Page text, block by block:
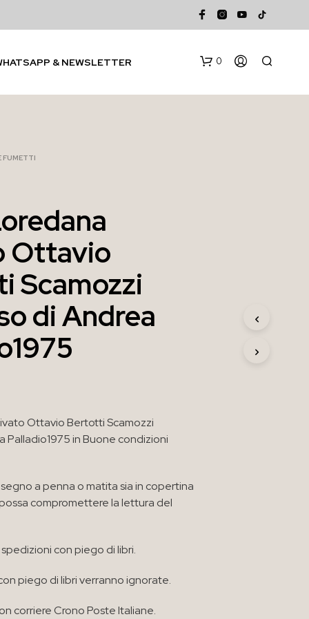
& NEWSLETTER 0
FUMETTI
Ottavio
Scamozzi
di Andrea
Ottavio Bertotti Scamozzi
Palladio1975 in Buone condizioni
a penna o matita sia in copertina
compromettere la lettura del
con piego di libri.
piego di libri verranno ignorate.
corriere Crono Poste Italiane.